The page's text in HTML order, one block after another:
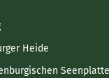
Heide
Seenplatte